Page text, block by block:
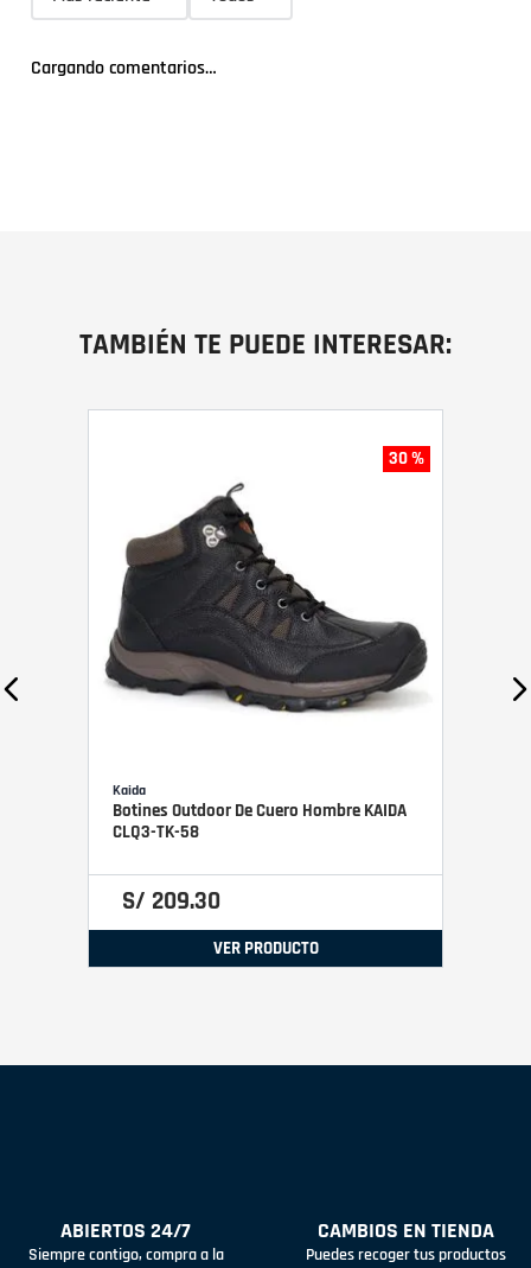
Cargando comentarios…
TAMBIÉN TE PUEDE INTERESAR:
30 %
Kaida
Botines Outdoor De Cuero Hombre KAIDA
CLQ3-TK-58
S/ 209.30
VER PRODUCTO
ABIERTOS 24/7
Siempre contigo, compra a la
CAMBIOS EN TIENDA
Puedes recoger tus productos